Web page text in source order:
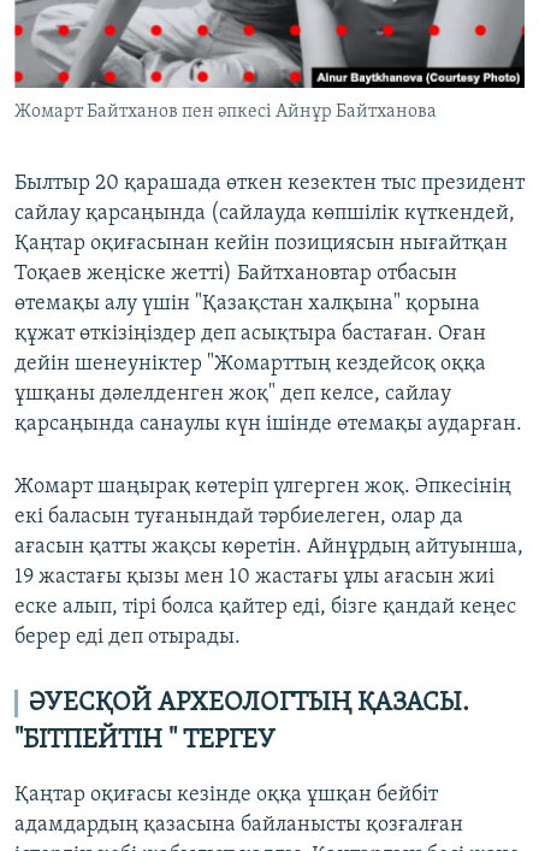
Жомарт Байтханов пен әпкесі Айнұр Байтханова
Былтыр 20 қарашада өткен кезектен тыс президент
сайлау қарсаңында (сайлауда көпшілік күткендей,
Қаңтар оқиғасынан кейін позициясын нығайтқан
Тоқаев жеңіске жетті) Байтхановтар отбасын
өтемақы алу үшін "Қазақстан халқына" қорына
құжат өткізіңіздер деп асықтыра бастаған. Оған
дейін шенеуніктер "Жомарттың кездейсоқ оққа
ұшқаны дәлелденген жоқ" деп келсе, сайлау
қарсаңында санаулы күн ішінде өтемақы аударған.
Жомарт шаңырақ көтеріп үлгерген жоқ. Әпкесінің
екі баласын туғанындай тәрбиелеген, олар да
ағасын қатты жақсы көретін. Айнұрдың айтуынша,
19 жастағы қызы мен 10 жастағы ұлы ағасын жиі
еске алып, тірі болса қайтер еді, бізге қандай кеңес
берер еді деп отырады.
ӘУЕСҚОЙ АРХЕОЛОГТЫҢ ҚАЗАСЫ.
"БІТПЕЙТІН " ТЕРГЕУ
Қаңтар оқиғасы кезінде оққа ұшқан бейбіт
адамдардың қазасына байланысты қозғалған